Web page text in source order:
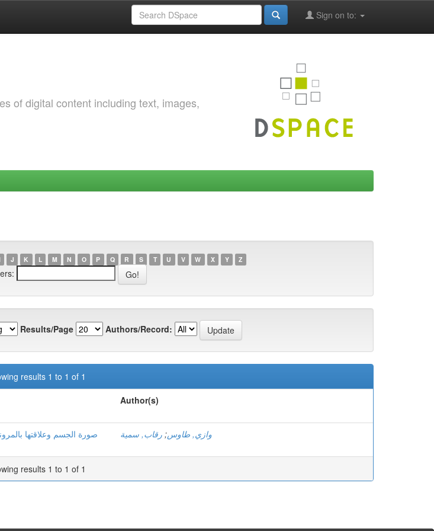
Sign on to:
of digital content including text, images,
J K L M N O P Q R S T U V W X Y Z
Results/Page Authors/Record:
results 1 to 1 of 1
Author(s)
صورة الجسم وعلاقتها
وازي, طاوس; رقاب, سمية
results 1 to 1 of 1